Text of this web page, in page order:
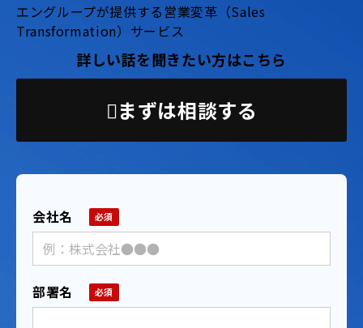
セミナー
コラム
エングループが提供する営業変革（Sales
Transformation）サービス
詳しい話を聞きたい方はこちら
まずは相談する
会社名
部署名